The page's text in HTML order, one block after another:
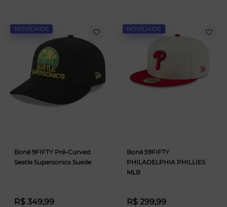
NOVIDADE
Boné 9FIFTY Pré-Curved
Seatle Supersonics Suede
R$ 349,99
NOVIDADE
Boné 59FIFTY
PHILADELPHIA PHILLIES
MLB
R$ 299,99